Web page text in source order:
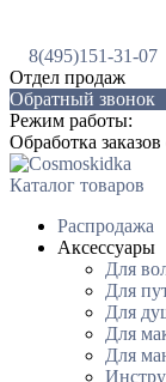
8(495)151-31-07
Отдел продаж
Обратный звонок
Режим работы:
Обработка
Каталог товаров
Распродажа
Аксессуары
Для
Для
Для
Для
Для